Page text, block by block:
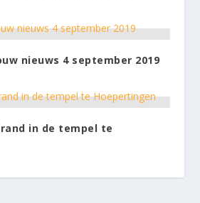
nieuws 4 september 2019
in de tempel te